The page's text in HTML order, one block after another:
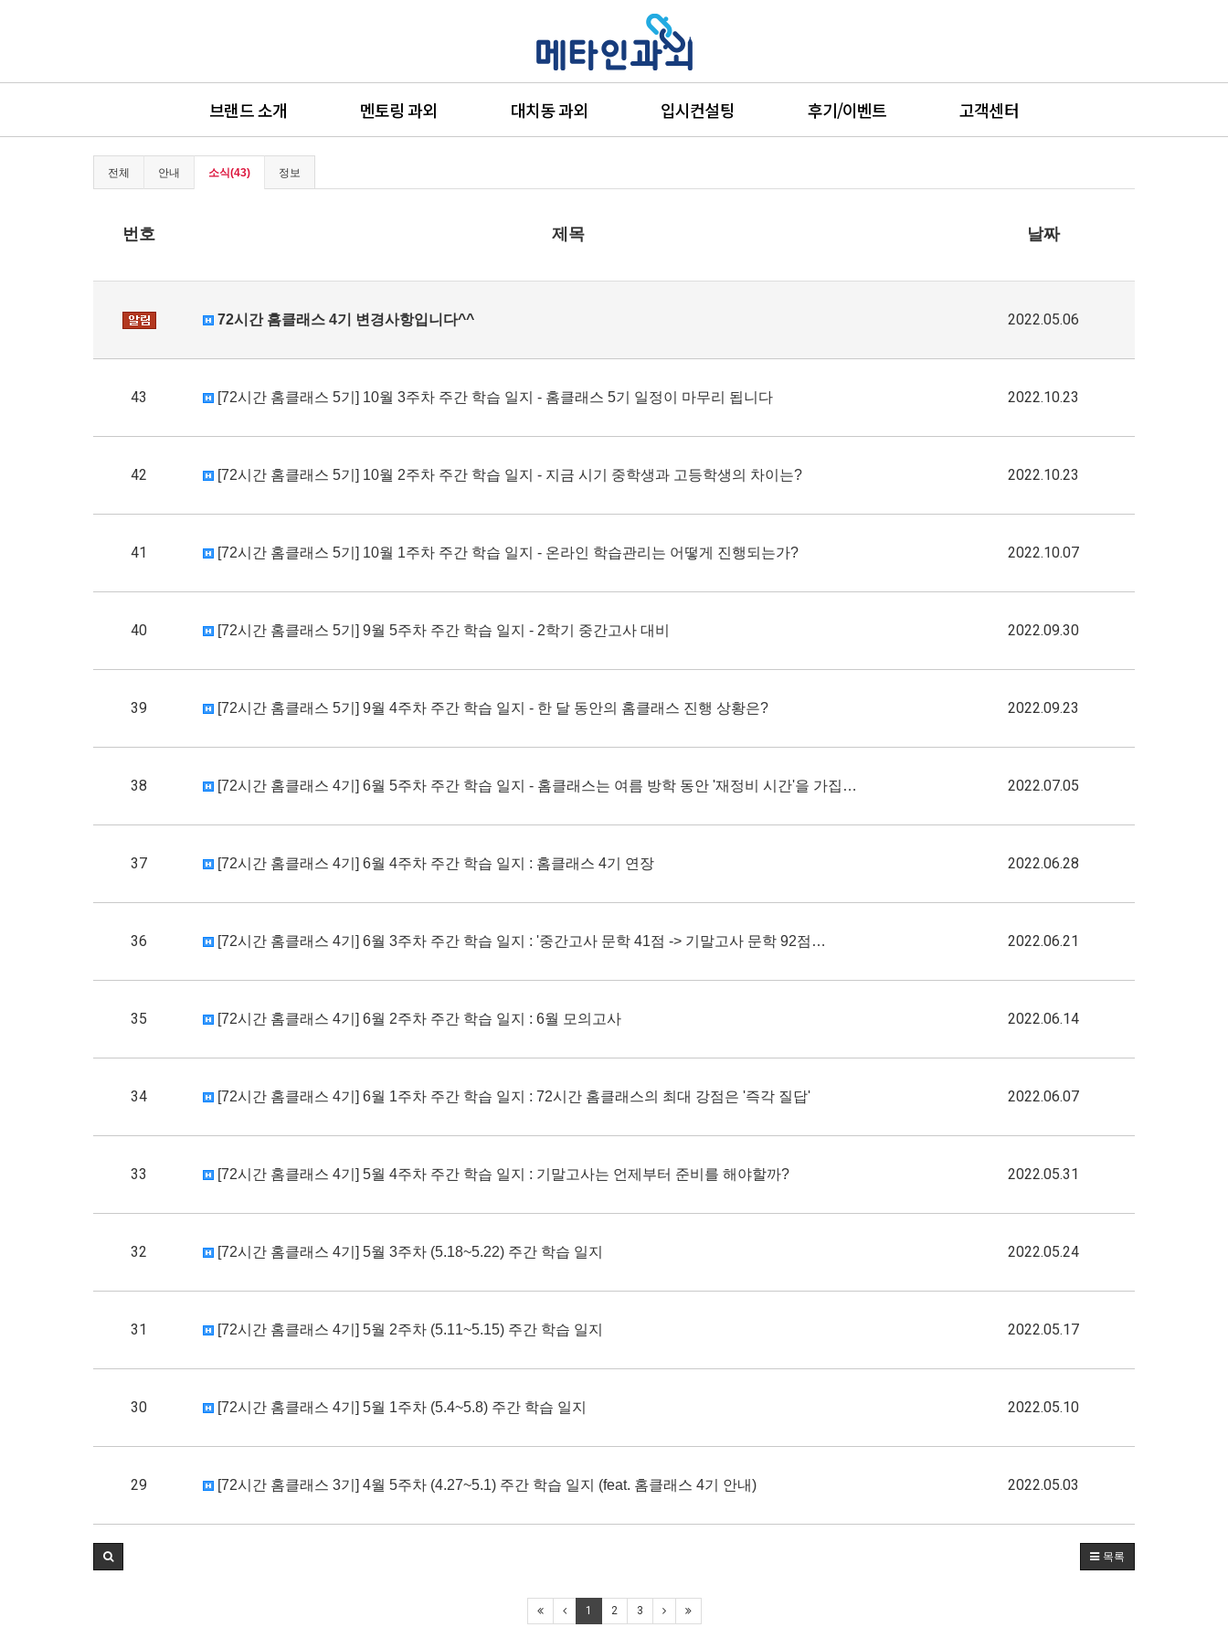
브랜드 소개 멘토링 과외 대치동 과외 입시컨설팅 후기/이벤트 고객센터
전체 안내 소식(43) 정보
번호 제목 날짜
72시간 홈클래스 4기 변경사항입니다^^ 2022.05.06
43 [72시간 홈클래스 5기] 10월 3주차 주간 학습 일지 - 홈클래스 5기 일정이 마무리 됩니다 2022.10.23
42 [72시간 홈클래스 5기] 10월 2주차 주간 학습 일지 - 지금 시기 중학생과 고등학생의 차이는? 2022.10.23
41 [72시간 홈클래스 5기] 10월 1주차 주간 학습 일지 - 온라인 학습관리는 어떻게 진행되는가? 2022.10.07
40 [72시간 홈클래스 5기] 9월 5주차 주간 학습 일지 - 2학기 중간고사 대비 2022.09.30
39 [72시간 홈클래스 5기] 9월 4주차 주간 학습 일지 - 한 달 동안의 홈클래스 진행 상황은? 2022.09.23
38 [72시간 홈클래스 4기] 6월 5주차 주간 학습 일지 - 홈클래스는 여름 방학 동안 '재정비 시간'을 가집… 2022.07.05
37 [72시간 홈클래스 4기] 6월 4주차 주간 학습 일지 : 홈클래스 4기 연장 2022.06.28
36 [72시간 홈클래스 4기] 6월 3주차 주간 학습 일지 : '중간고사 문학 41점 -> 기말고사 문학 92점… 2022.06.21
35 [72시간 홈클래스 4기] 6월 2주차 주간 학습 일지 : 6월 모의고사 2022.06.14
34 [72시간 홈클래스 4기] 6월 1주차 주간 학습 일지 : 72시간 홈클래스의 최대 강점은 '즉각 질답' 2022.06.07
33 [72시간 홈클래스 4기] 5월 4주차 주간 학습 일지 : 기말고사는 언제부터 준비를 해야할까? 2022.05.31
32 [72시간 홈클래스 4기] 5월 3주차 (5.18~5.22) 주간 학습 일지 2022.05.24
31 [72시간 홈클래스 4기] 5월 2주차 (5.11~5.15) 주간 학습 일지 2022.05.17
30 [72시간 홈클래스 4기] 5월 1주차 (5.4~5.8) 주간 학습 일지 2022.05.10
29 [72시간 홈클래스 3기] 4월 5주차 (4.27~5.1) 주간 학습 일지 (feat. 홈클래스 4기 안내) 2022.05.03
목록
1 2 3